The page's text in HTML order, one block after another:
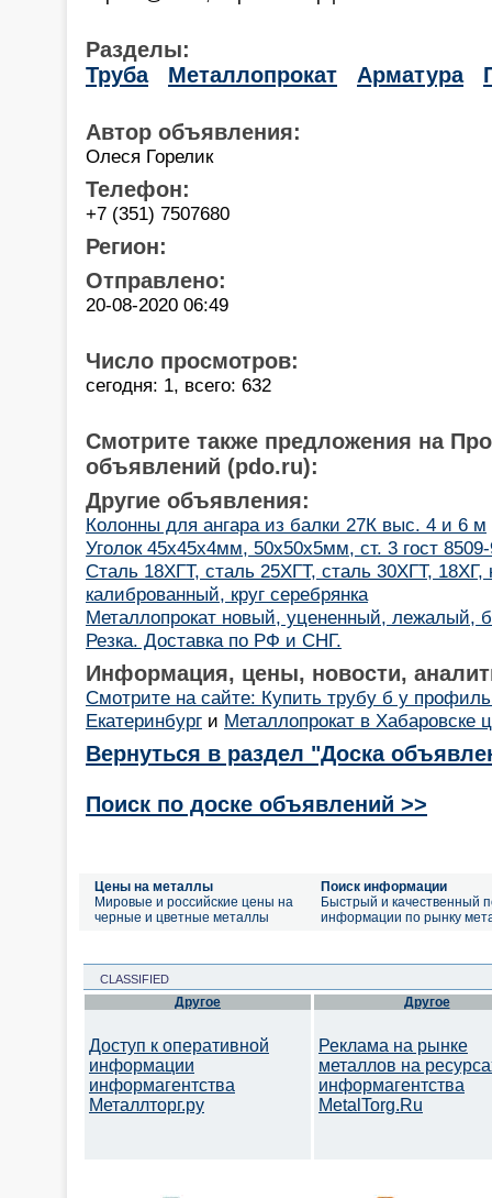
Разделы:
Труба
Металлопрокат Арматура
Автор объявления:
Олеся Горелик
Телефон:
+7 (351) 7507680
Регион:
Отправлено:
20-08-2020 06:49
Число просмотров:
сегодня: 1, всего: 632
Смотрите также предложения на
объявлений (pdo.ru):
Другие объявления:
Колонны для ангара из балки 27К выс. 4 и 6 м
Уголок 45х45х4мм, 50х50х5мм, ст. 3 гост
Сталь 18ХГТ, сталь 25ХГТ, сталь 30ХГТ, 18ХГ,
калиброванный, круг серебрянка
Металлопрокат новый, уцененный, лежалый,
Резка. Доставка по РФ и СНГ.
Информация, цены, новости,
Смотрите на сайте: Купить трубу б у
Екатеринбург и Металлопрокат в Хабаровске
Вернуться в раздел "Доска
Поиск по доске объявлений >>
Цены на металлы
Мировые и российские цены на
черные и цветные металлы
Поиск информации
Быстрый и качественный
информации по рынку
CLASSIFIED
Другое
Доступ к оперативной
информации
информагентства
Металлторг.ру
Другое
Реклама на рынке
металлов на
информагентства
MetalTorg.Ru